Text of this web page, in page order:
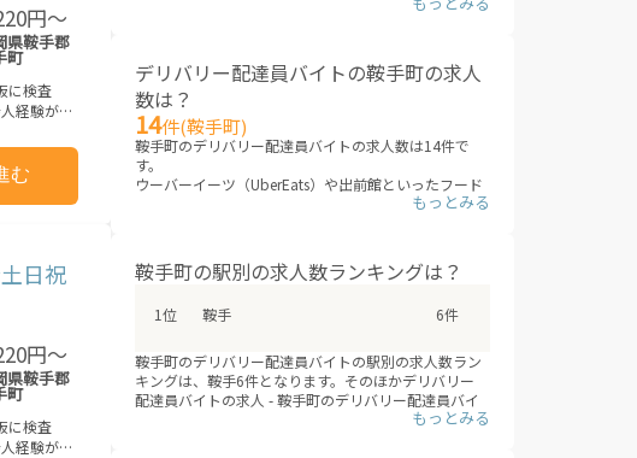
円〜
県鞍手郡
町
に検査
るすぎた
イ≫ 新し
ょう！
の場合
む
日祝
円〜
県鞍手郡
町
に検査
デリバリー配達員バイトの鞍手町の求人
数は？
14件(鞍手町)
鞍手町のデリバリー配達員バイトの求人数は14件で
す。
ウーバーイーツ（UberEats）や出前館といったフード
デリバリーサービスは、テレビCMでもすっかりお馴染
リー配達員バイトの求人が増えていくことが見こまれ
ています。
追加されていないか、ぜひチェックしてみてくださ
※デリバリーバイトNAVI調べ
※2026年08月最新
鞍手町の駅別の求人数ランキングは？
鞍手 6件
鞍手町のデリバリー配達員バイトの駅別の求人数ラン
キングは、鞍手6件となります。そのほかデリバリー
配達員バイトの求人 - 鞍手町のデリバリー配達員バイ
トの求人は、鞍手町の全1駅で募集しています。（※デ